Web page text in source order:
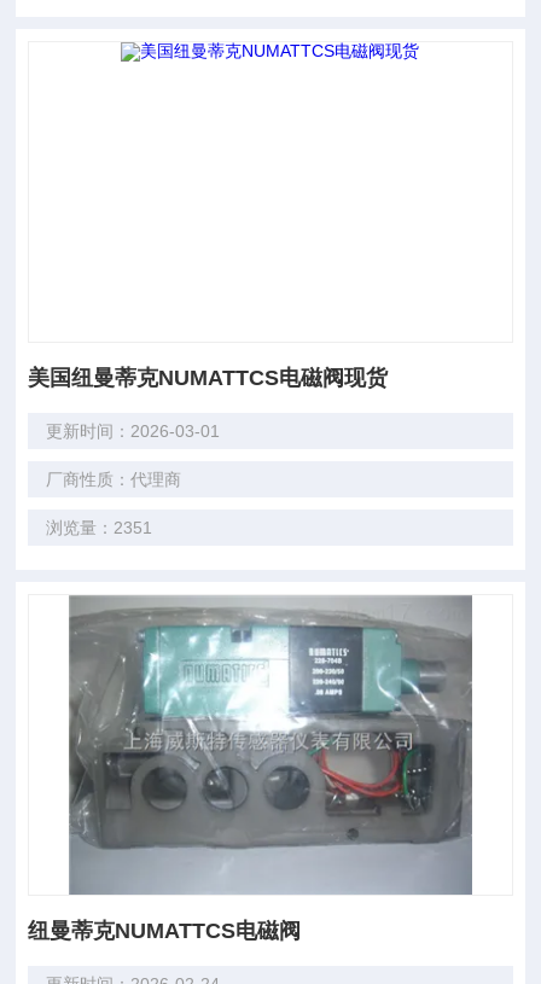
美国纽曼蒂克NUMATTCS电磁阀现货
更新时间：2026-03-01
厂商性质：代理商
浏览量：2351
纽曼蒂克NUMATTCS电磁阀